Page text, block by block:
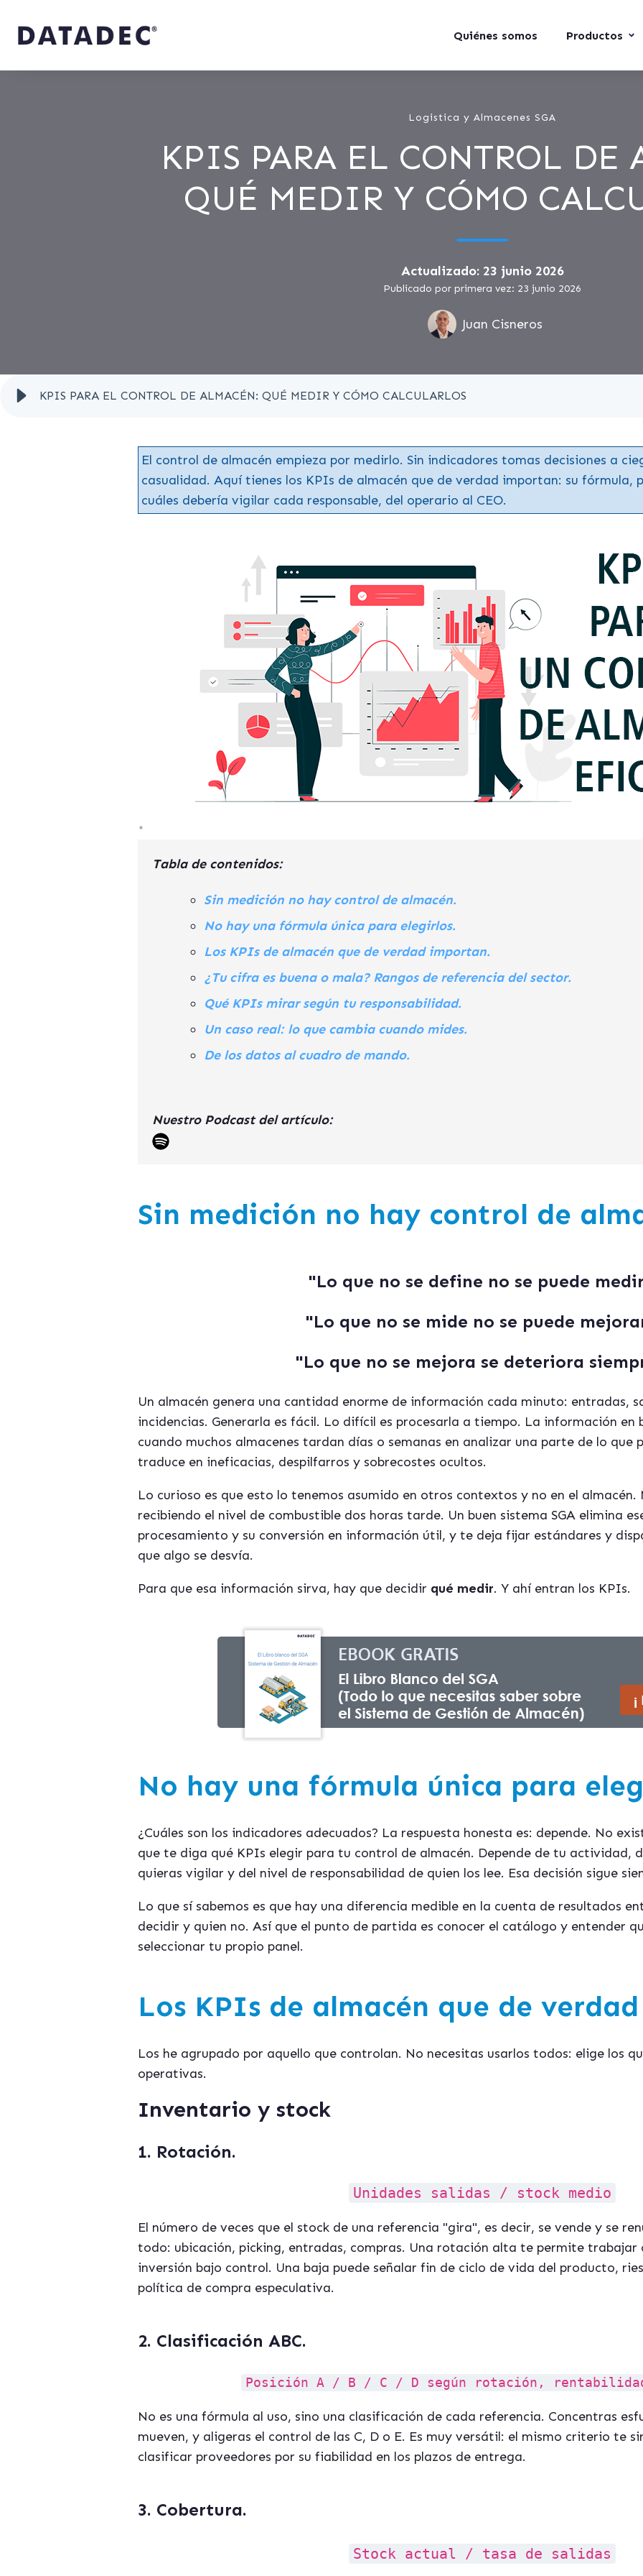
Quiénes somos Productos
Logistica y Almacenes SGA
KPIS PARA EL CONTROL DE
QUÉ MEDIR Y CÓMO
Actualizado: 23 junio 2026
Publicado por primera vez: 23 junio 2026
Juan Cisneros
KPIS PARA EL CONTROL DE ALMACÉN: QUÉ MEDIR Y CÓMO CALCULARLOS
El control de almacén empieza por medirlo. Sin indicadores tomas decisiones a
casualidad. Aquí tienes los KPIs de almacén que de verdad importan: su fórmula,
cuáles debería vigilar cada responsable, del operario al CEO.
*
Tabla de contenidos:
Sin medición no hay control de almacén.
No hay una fórmula única para elegirlos.
Los KPIs de almacén que de verdad importan.
¿Tu cifra es buena o mala? Rangos de referencia del sector.
Qué KPIs mirar según tu responsabilidad.
Un caso real: lo que cambia cuando mides.
De los datos al cuadro de mando.
Nuestro Podcast del artículo:
Sin medición no hay control de
"Lo que no se define no se puede
"Lo que no se mide no se puede
"Lo que no se mejora se deteriora
Un almacén genera una cantidad enorme de información cada minuto: entradas,
incidencias. Generarla es fácil. Lo difícil es procesarla a tiempo. La información en
cuando muchos almacenes tardan días o semanas en analizar una parte de lo que
traduce en ineficacias, despilfarros y sobrecostes ocultos.
Lo curioso es que esto lo tenemos asumido en otros contextos y no en el
recibiendo el nivel de combustible dos horas tarde. Un buen sistema SGA elimina
procesamiento y su conversión en información útil, y te deja fijar estándares y
que algo se desvía.
Para que esa información sirva, hay que decidir qué medir. Y ahí entran los KPIs.
No hay una fórmula única para
¿Cuáles son los indicadores adecuados? La respuesta honesta es: depende. No
que te diga qué KPIs elegir para tu control de almacén. Depende de tu actividad,
quieras vigilar y del nivel de responsabilidad de quien los lee. Esa decisión sigue
Lo que sí sabemos es que hay una diferencia medible en la cuenta de resultados
decidir y quien no. Así que el punto de partida es conocer el catálogo y entender
seleccionar tu propio panel.
Los KPIs de almacén que de
Los he agrupado por aquello que controlan. No necesitas usarlos todos: elige los
operativas.
Inventario y stock
1. Rotación.
Unidades salidas / stock medio
El número de veces que el stock de una referencia "gira", es decir, se vende y se
todo: ubicación, picking, entradas, compras. Una rotación alta te permite trabajar
inversión bajo control. Una baja puede señalar fin de ciclo de vida del producto,
política de compra especulativa.
2. Clasificación ABC.
Posición A / B / C / D según rotación,
No es una fórmula al uso, sino una clasificación de cada referencia. Concentras
mueven, y aligeras el control de las C, D o E. Es muy versátil: el mismo criterio te
clasificar proveedores por su fiabilidad en los plazos de entrega.
3. Cobertura.
Stock actual / tasa de salidas